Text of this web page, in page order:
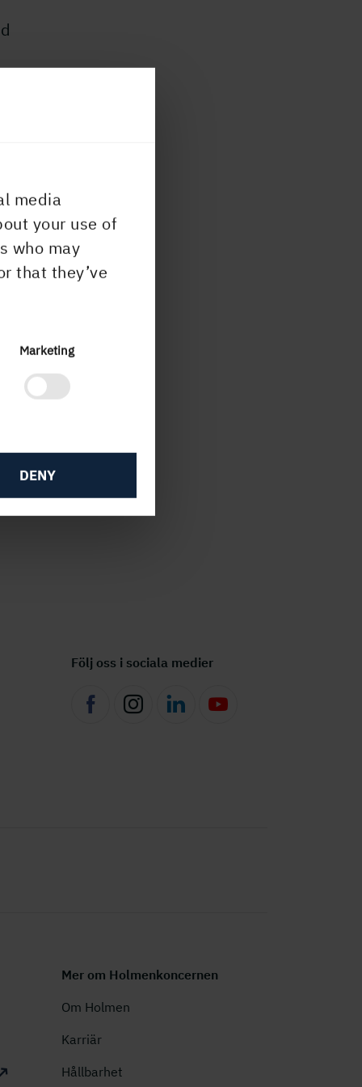
media
your use of
who may
that they’ve
Marketing
DENY
Följ oss i sociala medier
Mer om Holmenkoncernen
Om Holmen
Karriär
Hållbarhet